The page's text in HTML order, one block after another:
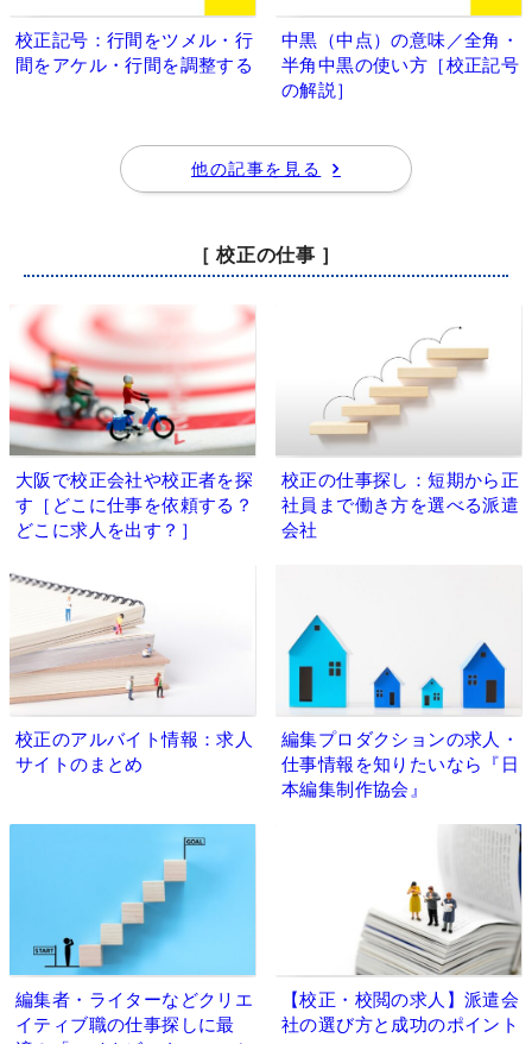
校正記号：行間をツメル・行
間をアケル・行間を調整する
中黒（中点）の意味／全角・
半角中黒の使い方［校正記号
の解説］
他の記事を見る
［ 校正の仕事 ］
大阪で校正会社や校正者を探
す［どこに仕事を依頼する？
どこに求人を出す？］
校正の仕事探し：短期から正
社員まで働き方を選べる派遣
会社
校正のアルバイト情報：求人
サイトのまとめ
編集プロダクションの求人・
仕事情報を知りたいなら『日
本編集制作協会』
編集者・ライターなどクリエ
イティブ職の仕事探しに最
【校正・校閲の求人】派遣会
社の選び方と成功のポイント